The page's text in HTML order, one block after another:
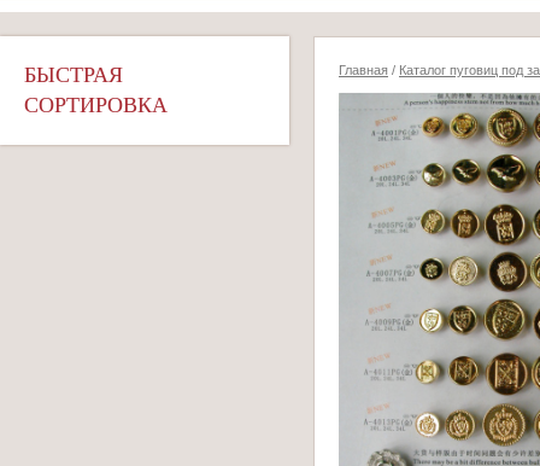
БЫСТРАЯ
СОРТИРОВКА
Главная / Каталог пуговиц под